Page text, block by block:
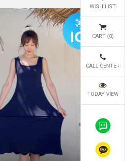
WISH LIST
CART (0)
CALL CENTER
TODAY VIEW